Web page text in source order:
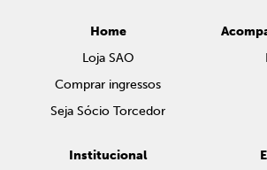
Home
Loja SAO
Comprar ingressos
Seja Sócio Torcedor
Institucional